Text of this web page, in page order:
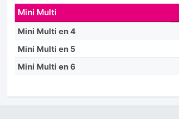
Mini Multi
Mini Multi en 4
Mini Multi en 5
Mini Multi en 6